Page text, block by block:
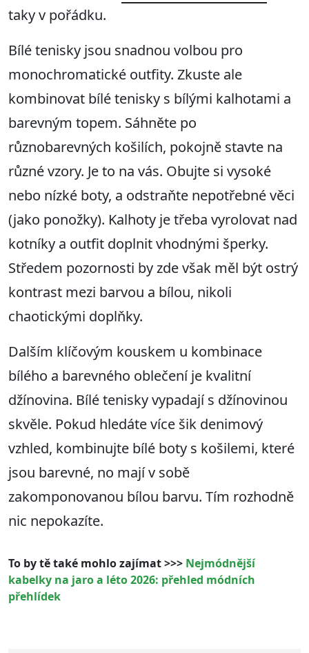
taky v pořádku.
Bílé tenisky jsou snadnou volbou pro
monochromatické outfity. Zkuste ale
kombinovat bílé tenisky s bílými kalhotami a
barevným topem. Sáhněte po
různobarevných košilích, pokojně stavte na
různé vzory. Je to na vás. Obujte si vysoké
nebo nízké boty, a odstraňte nepotřebné věci
(jako ponožky). Kalhoty je třeba vyrolovat nad
kotníky a outfit doplnit vhodnými šperky.
Středem pozornosti by zde však měl být ostrý
kontrast mezi barvou a bílou, nikoli
chaotickými doplňky.
Dalším klíčovým kouskem u kombinace
bílého a barevného oblečení je kvalitní
džínovina. Bílé tenisky vypadají s džínovinou
skvěle. Pokud hledáte více šik denimový
vzhled, kombinujte bílé boty s košilemi, které
jsou barevné, no mají v sobě
zakomponovanou bílou barvu. Tím rozhodně
nic nepokazíte.
To by tě také mohlo zajímat >>> Nejmódnější
kabelky na jaro a léto 2026: přehled módních
přehlídek